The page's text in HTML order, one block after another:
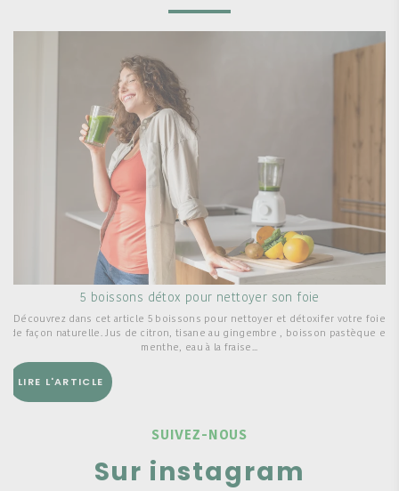
5 boissons détox pour nettoyer son foie
Découvrez dans cet article 5 boissons pour nettoyer et détoxifer votre foie
de façon naturelle. Jus de citron, tisane au gingembre , boisson pastèque et
menthe, eau à la fraise...
LIRE L'ARTICLE
SUIVEZ-NOUS
Sur instagram